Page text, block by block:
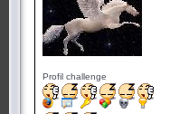
Profil challenge